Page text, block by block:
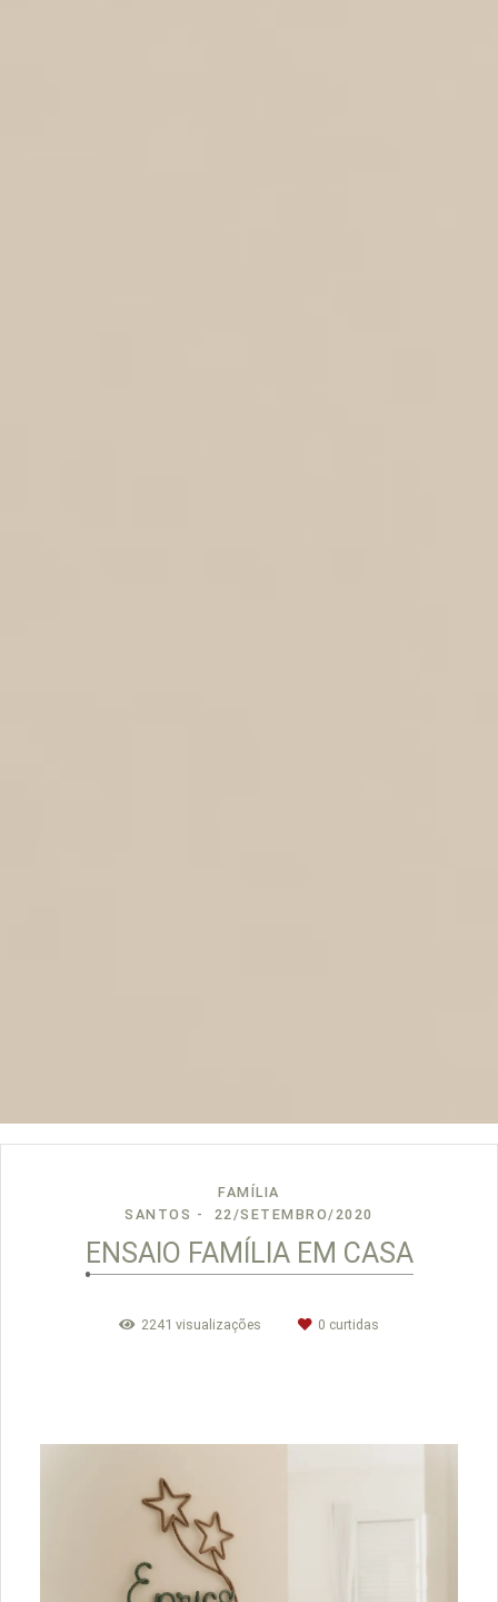
FAMÍLIA
SANTOS
22/SETEMBRO/2020
ENSAIO FAMÍLIA EM CASA
2241 visualizações 0 curtidas